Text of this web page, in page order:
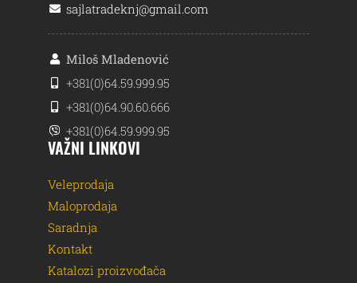
sajlatradeknj@gmail.com
Miloš Mladenović
+381(0)64.59.999.95
+381(0)64.90.60.666
+381(0)64.59.999.95
VAŽNI LINKOVI
Veleprodaja
Maloprodaja
Saradnja
Kontakt
Katalozi proizvođača